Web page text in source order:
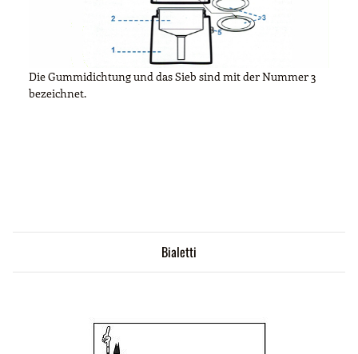
Die Gummidichtung und das Sieb sind mit der Nummer 3
bezeichnet.
Bialetti